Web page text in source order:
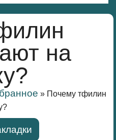
на
» Почему тфилин